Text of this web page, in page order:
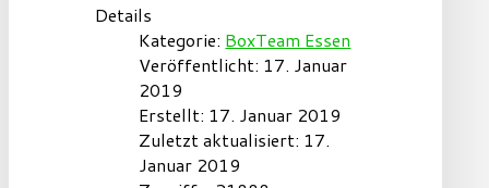
Details
Kategorie: BoxTeam Essen
Veröffentlicht: 17. Januar
2019
Erstellt: 17. Januar 2019
Zuletzt aktualisiert: 17.
Januar 2019